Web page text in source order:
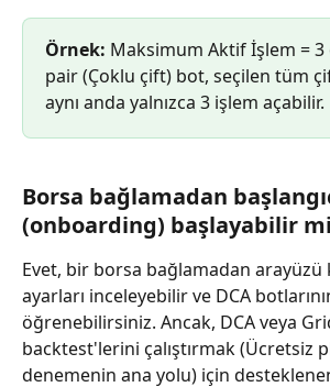
Örnek: Maksimum Aktif İşlem =
pair (Çoklu çift) bot, seçilen tüm
aynı anda yalnızca 3 işlem açabilir.
Borsa bağlamadan
(onboarding) başlayabilir
Evet, bir borsa bağlamadan arayüzü
ayarları inceleyebilir ve DCA botlarının
öğrenebilirsiniz. Ancak, DCA veya
backtest'lerini çalıştırmak (Ücretsiz
denemenin ana yolu) için